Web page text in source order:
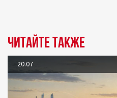
Читайте также
20.07